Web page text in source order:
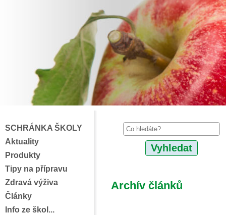
SCHRÁNKA ŠKOLY
Aktuality
Produkty
Tipy na přípravu
Zdravá výživa
Články
Info ze škol...
Archív článků